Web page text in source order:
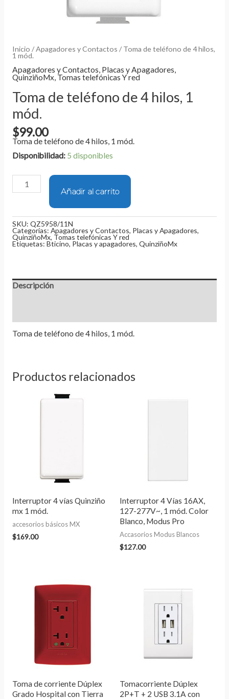
Inicio /Apagadores y Contactos / Toma de teléfono de 4 hilos,
1 mód.
Apagadores y Contactos, Placas y Apagadores,
QuinziñoMx, Tomas telefónicas Y red
Toma de teléfono de 4 hilos, 1
mód.
$99.00
Toma de teléfono de 4 hilos, 1 mód.
Disponibilidad: 5 disponibles
Añadir al carrito
SKU: QZ5958/11N
Categorías: Apagadores y Contactos, Placas y Apagadores,
QuinziñoMx, Tomas telefónicas Y red
Etiquetas: Bticino, Placas y apagadores, QuinziñoMx
Descripción
Toma de teléfono de 4 hilos, 1 mód.
Productos relacionados
Interruptor 4 vías Quinziño
mx 1 mód.
accesorios básicos MX
$169.00
Interruptor 4 Vías 16AX,
127-277V~, 1 mód. Color
Blanco, Modus Pro
Accasorios Modus Blancos
$127.00
Toma de corriente Dúplex
Grado Hospital con Tierra
Tomacorriente Dúplex
2P+T + 2 USB 3.1A con